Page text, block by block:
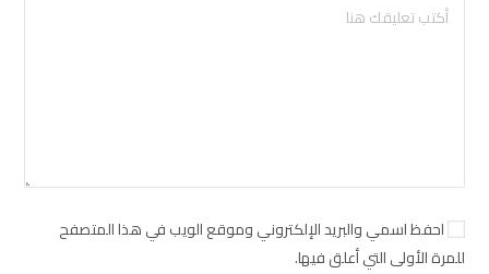
احفظ اسمي والبريد الإلكتروني وموقع الويب في هذا المتصفح
للمرة الأولى التي أعلق فيها.